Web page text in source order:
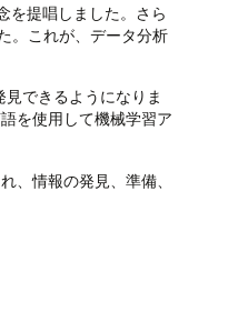
を提唱しました。さら
。これが、データ分析
できるようになりま
を使用して機械学習ア
、情報の発見、準備、